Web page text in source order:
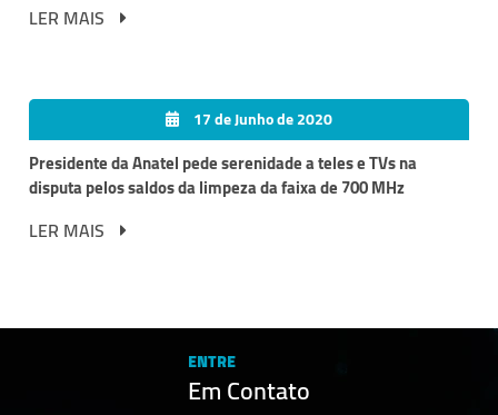
LER MAIS
17 de Junho de 2020
Presidente da Anatel pede serenidade a teles e TVs na
disputa pelos saldos da limpeza da faixa de 700 MHz
LER MAIS
ENTRE
Em Contato